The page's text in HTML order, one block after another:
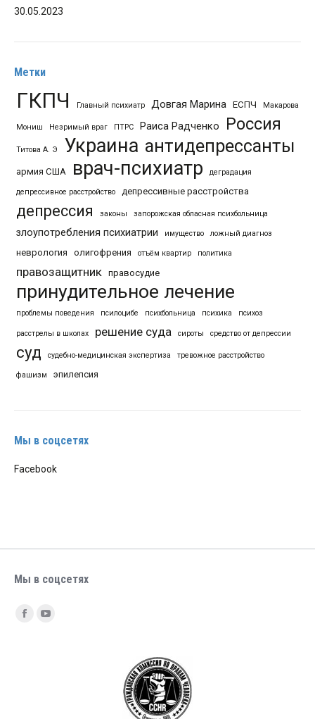
30.05.2023
Метки
ГКПЧ Главный психиатр Довгая Марина ЕСПЧ Макарова
Мониш Незримый враг ПТРС Раиса Радченко Россия
Титова А. Э Украина антидепрессанты
армия США врач-психиатр деградация
депрессивное расстройство депрессивные расстройства
депрессия законы запорожская обласная психбольница
злоупотребления психиатрии имущество ложный диагноз
неврология олигофрения отъём квартир политика
правозащитник правосудие
принудительное лечение
проблемы поведения псилоцибе психбольница психика психоз
расстрелы в школах решение суда сироты средство от депрессии
суд судебно-медицинская экспертиза тревожное расстройство
фашизм эпилепсия
Мы в соцсетях
Facebook
Мы в соцсетях
Найдите нас:
FacebookYouTube